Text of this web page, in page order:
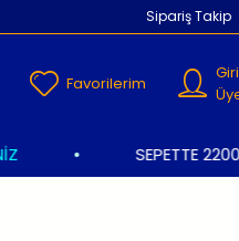
SEPETTE 2200 TL
Sipariş Takip
Favorilerim